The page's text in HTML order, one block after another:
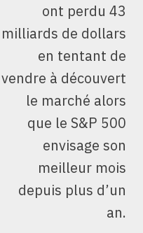
ont perdu 43
milliards de dollars
en tentant de
vendre à découvert
le marché alors
que le S&P 500
envisage son
meilleur mois
depuis plus d’un
an.